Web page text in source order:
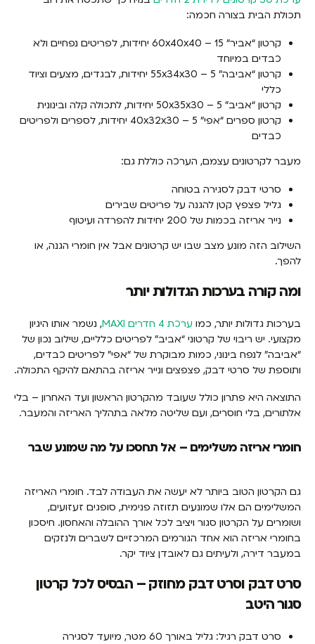
תכולת הבית בצורה חכמה:
קרטון “אביר” 60x40x40 – 15 יחידות, לפריטים נפחיים ולא
כבדים במיוחד
קרטון “אביבה” 55x34x30 – 5 יחידות, לבגדים, מצעים וציוד
כללי
קרטון “אביב” 50x35x30 – 5 יחידות, לתכולה קלה ובינונית
קרטון ספרים “אפי” 40x32x30 – 5 יחידות, לספרים ולפריטים
כבדים
מעבר לקרטונים עצמם, הערכה כוללת גם:
סרטי דבק לסגירה בטוחה
גליל פצפץ קטן להגנה על פריטים שבירים
נייר אריזה בכמות של 200 יחידות להפרדה ועיטוף
השילוב הזה מונע מצב שבו יש קרטונים אבל אין חומרי הגנה, או
להפך.
ומה קורה בערכות הגדולות יותר
בערכות גדולות יותר, כמו ערכת 4 חדרים MAXI
, נשמר אותו היגיון
מקצועי. יש ריבוי של קרטוני “אביב” לפריטים כלליים, שילוב נכון של
“אביבה” לנפח בינוני, כמות מבוקרת של “אפי” לפריטים כבדים,
ותוספת של סרטי דבק, פצפצים ונייר אריזה בהתאם להיקף התכולה.
התוצאה היא פתרון כולל שעובד מהקרטון הראשון ועד האחרון – בלי
אלתורים, בלי חוסרים, ועם שליטה מלאה בתהליך האריזה והמעבר.
חומרי אריזה משלימים – אל תחסכו על מה שמונע שבר
גם הקרטון הטוב ביותר לא יעשה את העבודה לבד. חומרי האריזה
המשלימים הם אלו שמונעים תזוזה פנימית, סופגים זעזועים,
ושומרים על הקרטון סגור ויציב לכל אורך ההובלה והאחסון. חיסכון
בחומרי אריזה הוא אחד הגורמים המרכזיים לשברים ולנזקים
במעבר דירה, ולעיתים גם לאובדן ציוד יקר.
סרט דבק וסרט דבק מחוזק – הבסיס לכל קרטון
סגור היטב
סרט דבק רגיל: גליל באורך 60 מטר, מיועד לסגירה